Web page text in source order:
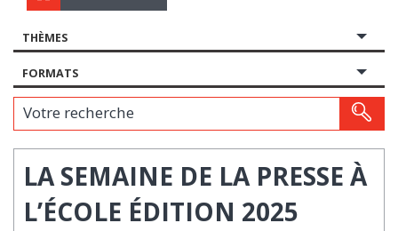
THÈMES
FORMATS
Votre recherche
LA SEMAINE DE LA PRESSE À
L’ÉCOLE ÉDITION 2025